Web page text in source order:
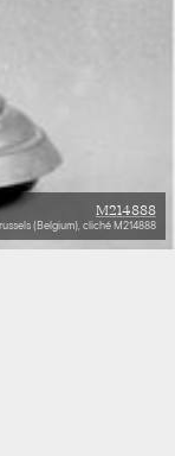
M214888
(Belgium), cliché M214888